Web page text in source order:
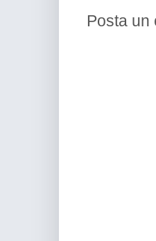
Posta un